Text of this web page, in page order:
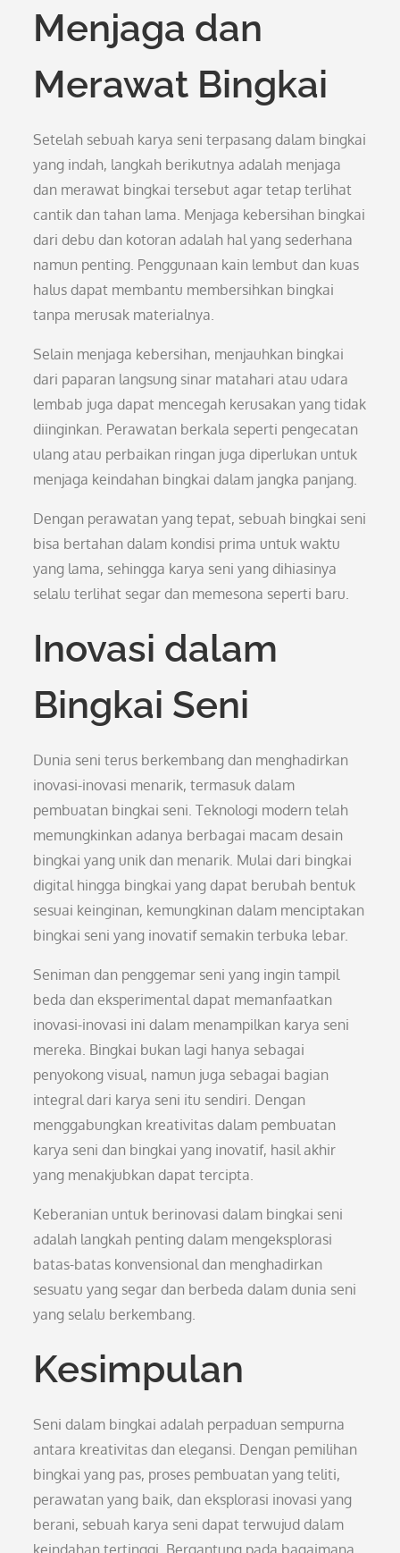
Menjaga dan
Merawat Bingkai
Setelah sebuah karya seni terpasang dalam bingkai
yang indah, langkah berikutnya adalah menjaga
dan merawat bingkai tersebut agar tetap terlihat
cantik dan tahan lama. Menjaga kebersihan bingkai
dari debu dan kotoran adalah hal yang sederhana
namun penting. Penggunaan kain lembut dan kuas
halus dapat membantu membersihkan bingkai
tanpa merusak materialnya.
Selain menjaga kebersihan, menjauhkan bingkai
dari paparan langsung sinar matahari atau udara
lembab juga dapat mencegah kerusakan yang tidak
diinginkan. Perawatan berkala seperti pengecatan
ulang atau perbaikan ringan juga diperlukan untuk
menjaga keindahan bingkai dalam jangka panjang.
Dengan perawatan yang tepat, sebuah bingkai seni
bisa bertahan dalam kondisi prima untuk waktu
yang lama, sehingga karya seni yang dihiasinya
selalu terlihat segar dan memesona seperti baru.
Inovasi dalam
Bingkai Seni
Dunia seni terus berkembang dan menghadirkan
inovasi-inovasi menarik, termasuk dalam
pembuatan bingkai seni. Teknologi modern telah
memungkinkan adanya berbagai macam desain
bingkai yang unik dan menarik. Mulai dari bingkai
digital hingga bingkai yang dapat berubah bentuk
sesuai keinginan, kemungkinan dalam menciptakan
bingkai seni yang inovatif semakin terbuka lebar.
Seniman dan penggemar seni yang ingin tampil
beda dan eksperimental dapat memanfaatkan
inovasi-inovasi ini dalam menampilkan karya seni
mereka. Bingkai bukan lagi hanya sebagai
penyokong visual, namun juga sebagai bagian
integral dari karya seni itu sendiri. Dengan
menggabungkan kreativitas dalam pembuatan
karya seni dan bingkai yang inovatif, hasil akhir
yang menakjubkan dapat tercipta.
Keberanian untuk berinovasi dalam bingkai seni
adalah langkah penting dalam mengeksplorasi
batas-batas konvensional dan menghadirkan
sesuatu yang segar dan berbeda dalam dunia seni
yang selalu berkembang.
Kesimpulan
Seni dalam bingkai adalah perpaduan sempurna
antara kreativitas dan elegansi. Dengan pemilihan
bingkai yang pas, proses pembuatan yang teliti,
perawatan yang baik, dan eksplorasi inovasi yang
berani, sebuah karya seni dapat terwujud dalam
keindahan tertinggi. Bergantung pada bagaimana